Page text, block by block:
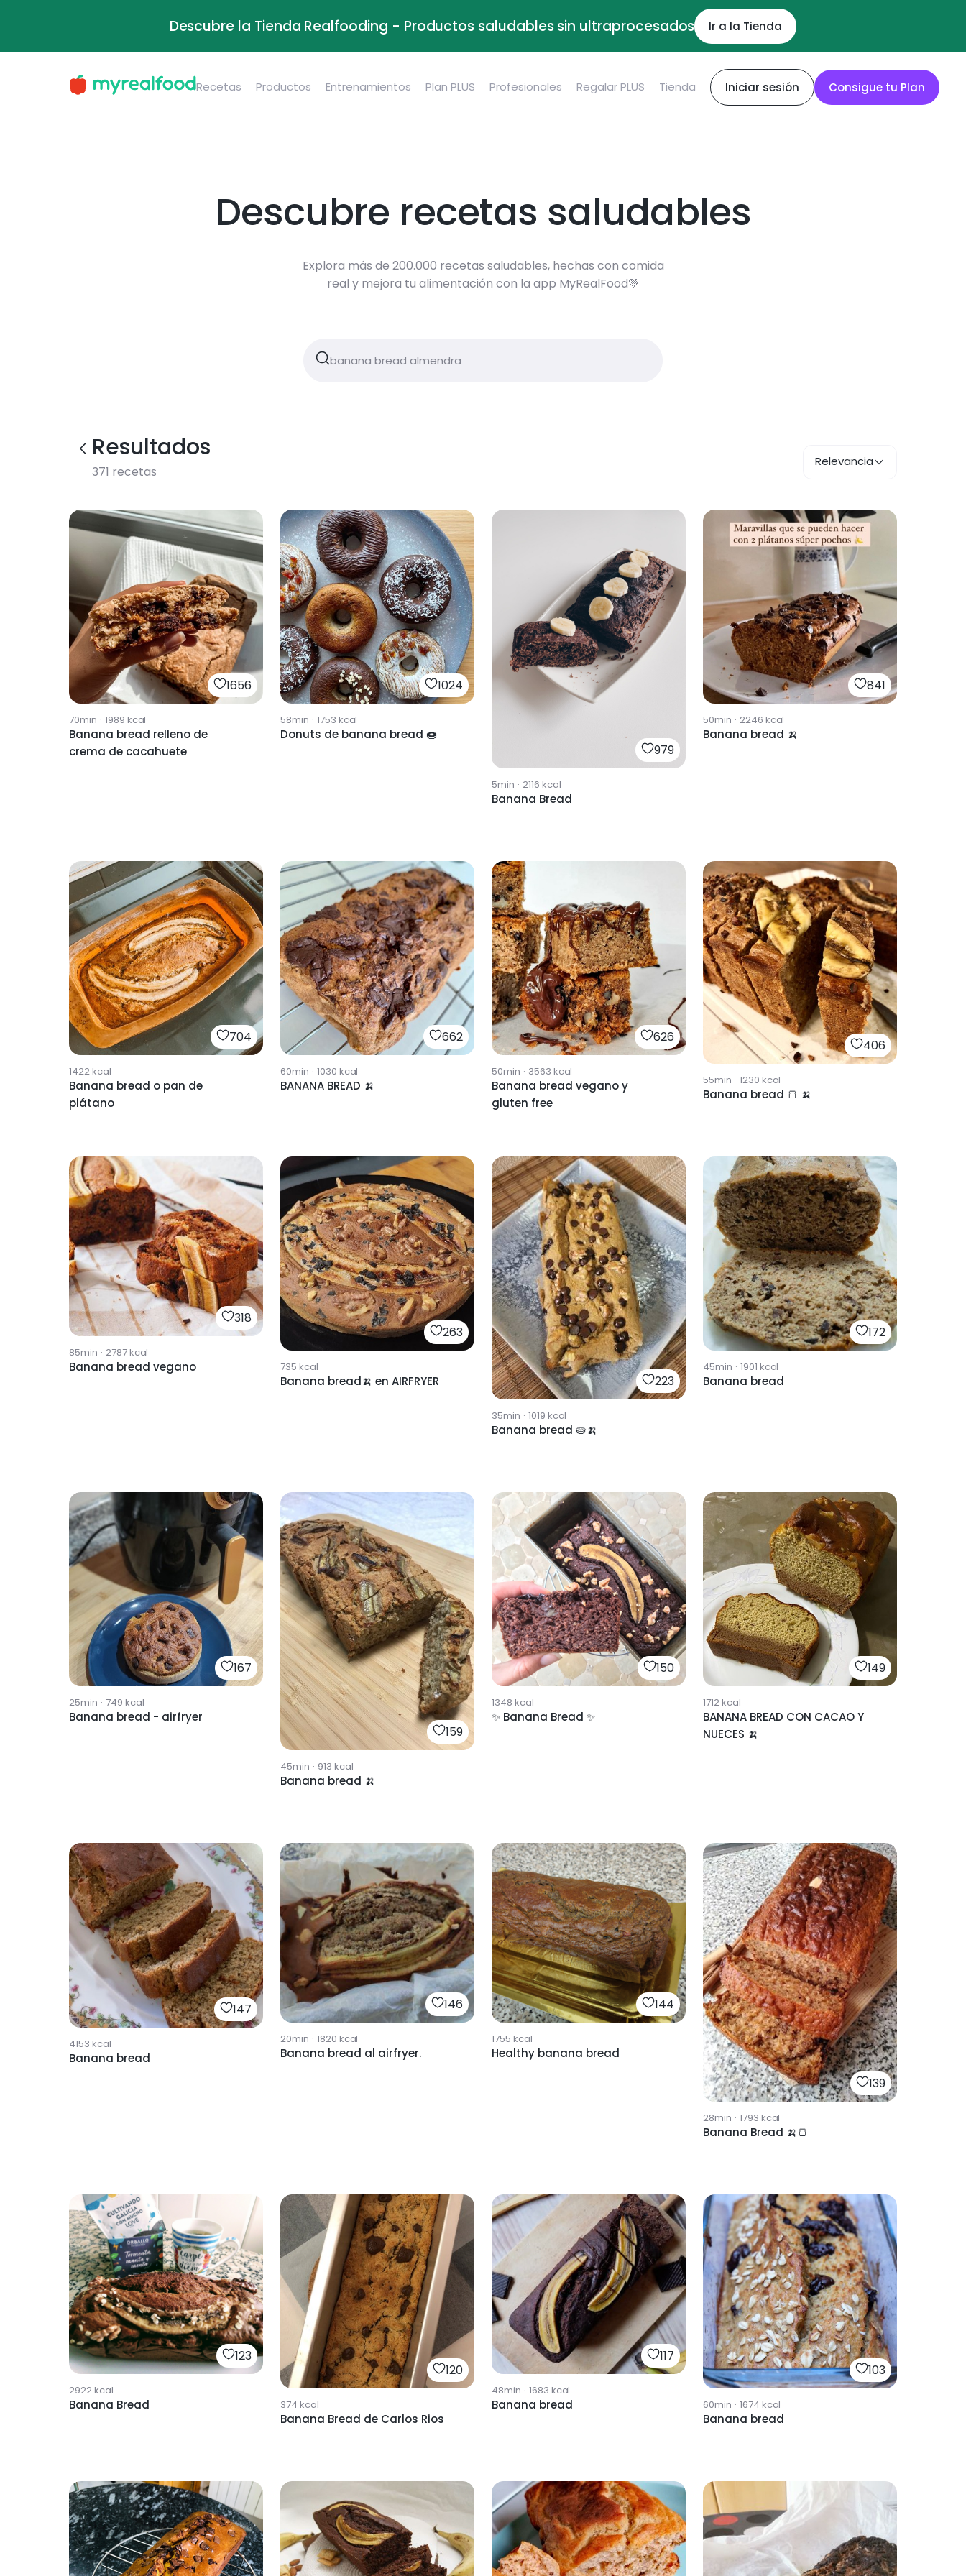
Descubre la Tienda Realfooding - Productos saludables sin ultraprocesados Ir a la Tienda
Recetas Productos Entrenamientos Plan PLUS Profesionales Regalar PLUS Tienda Iniciar sesión Consigue tu Plan
Descubre recetas saludables
Explora más de 200.000 recetas saludables, hechas con comida
real y mejora tu alimentación con la app MyRealFood💚
Resultados
371 recetas
Relevancia
1656
70min · 1989 kcal
Banana bread relleno de
crema de cacahuete
1024
58min · 1753 kcal
Donuts de banana bread 🍩
979
5min · 2116 kcal
Banana Bread
841
50min · 2246 kcal
Banana bread 🍌
704
1422kcal
Banana bread o pan de
plátano
662
60min · 1030 kcal
BANANA BREAD 🍌
626
50min · 3563 kcal
Banana bread vegano y
gluten free
406
55min · 1230 kcal
Banana bread 🍞 🍌
318
85min · 2787kcal
Banana bread vegano
263
735 kcal
Banana bread🍌 en AIRFRYER 223
35min · 1019 kcal
Banana bread 🥧🍌
172
45min · 1901 kcal
Banana bread
167
25min · 749 kcal
Banana bread - airfryer
159
45min · 913 kcal
Banana bread 🍌
150
1348 kcal
✨ Banana Bread ✨
149
1712kcal
BANANA BREAD CON CACAO Y
NUECES 🍌
147
4153 kcal
Banana bread
146
20min · 1820 kcal
Banana bread al airfryer.
144
1755 kcal
Healthy banana bread
139
28min · 1793 kcal
Banana Bread 🍌🍞
123
2922kcal
Banana Bread
120
374 kcal
Banana Bread de Carlos Rios
117
48min · 1683 kcal
Banana bread
103
60min · 1674 kcal
Banana bread